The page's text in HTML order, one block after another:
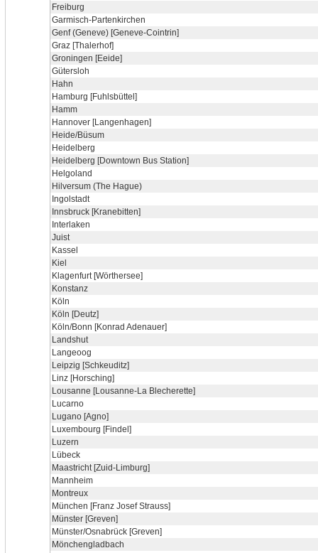
Freiburg
Garmisch-Partenkirchen
Genf (Geneve) [Geneve-Cointrin]
Graz [Thalerhof]
Groningen [Eeide]
Gütersloh
Hahn
Hamburg [Fuhlsbüttel]
Hamm
Hannover [Langenhagen]
Heide/Büsum
Heidelberg
Heidelberg [Downtown Bus Station]
Helgoland
Hilversum (The Hague)
Ingolstadt
Innsbruck [Kranebitten]
Interlaken
Juist
Kassel
Kiel
Klagenfurt [Wörthersee]
Konstanz
Köln
Köln [Deutz]
Köln/Bonn [Konrad Adenauer]
Landshut
Langeoog
Leipzig [Schkeuditz]
Linz [Horsching]
Lousanne [Lousanne-La Blecherette]
Lucarno
Lugano [Agno]
Luxembourg [Findel]
Luzern
Lübeck
Maastricht [Zuid-Limburg]
Mannheim
Montreux
München [Franz Josef Strauss]
Münster [Greven]
Münster/Osnabrück [Greven]
Mönchengladbach